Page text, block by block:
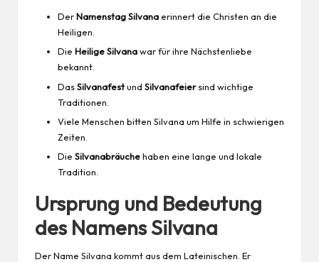
DerNamenstag Silvanaerinnert die Christen an die
Heiligen.
Die Heilige Silvanawar für ihre Nächstenliebe
bekannt.
DasSilvanafestund Silvanafeiersind wichtige
Traditionen.
Viele Menschen bitten Silvana um Hilfe in schwierigen
Zeiten.
Die Silvanabräuchehaben eine lange und lokale
Tradition.
Ursprung und Bedeutung
des Namens Silvana
Der Name Silvana kommt aus dem Lateinischen. Er